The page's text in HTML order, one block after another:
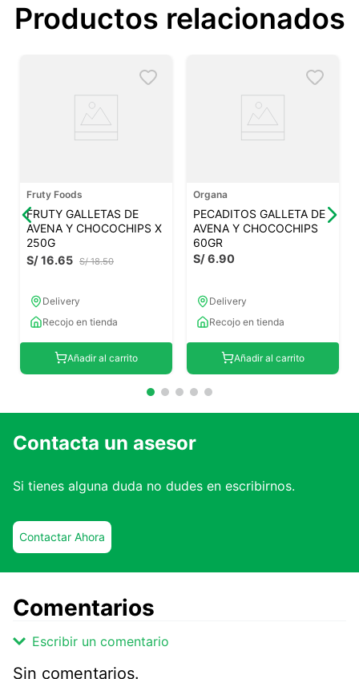
Productos relacionados
Fruty Foods
FRUTY GALLETAS DE
AVENA Y CHOCOCHIPS X
250G
S/ 18.50
S/16.65
Delivery
Recojo en tienda
Añadir al carrito
Organa
PECADITOS GALLETA DE
AVENA Y CHOCOCHIPS
60GR
S/6.90
Delivery
Recojo en tienda
Añadir al carrito
Contacta un asesor
Si tienes alguna duda no dudes en escribirnos.
Contactar Ahora
Comentarios
Escribir un comentario
Sin comentarios.